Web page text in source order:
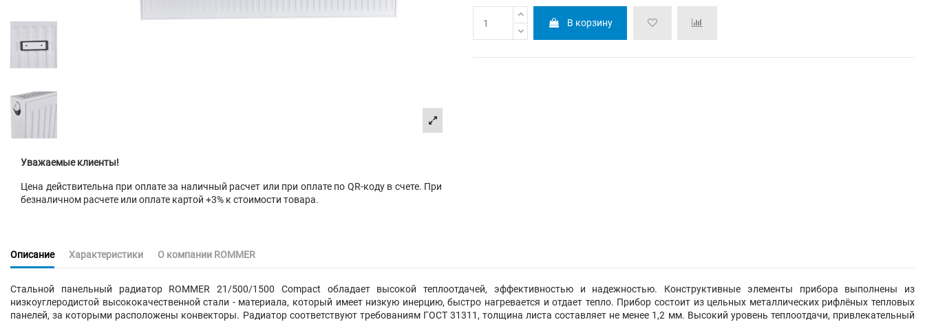
Уважаемые клиенты!
Цена действительна при оплате за наличный расчет или при оплате по QR-коду в счете. При
безналичном расчете или оплате картой +3% к стоимости товара.
В корзину
Описание Характеристики О компании ROMMER
Стальной панельный радиатор ROMMER 21/500/1500 Compact обладает высокой теплоотдачей, эффективностью и надежностью. Конструктивные элементы прибора выполнены из
низкоуглеродистой высококачественной стали - материала, который имеет низкую инерцию, быстро нагревается и отдает тепло. Прибор состоит из цельных металлических рифлёных тепловых
панелей, за которыми расположены конвекторы. Радиатор соответствуют требованиям ГОСТ 31311, толщина листа составляет не менее 1,2 мм. Высокий уровень теплоотдачи, привлекательный